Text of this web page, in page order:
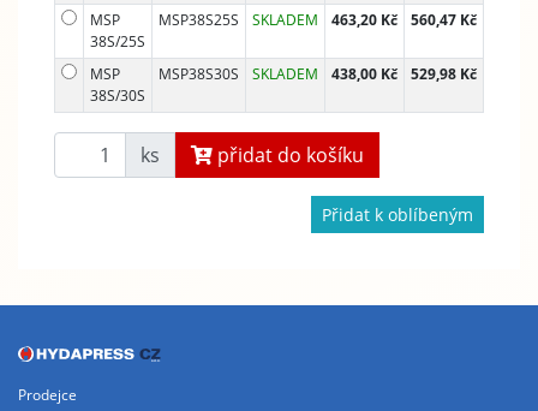
MSP
38S/25S
MSP38S25S SKLADEM 463,20 Kč 560,47 Kč
MSP
38S/30S
MSP38S30S SKLADEM 438,00 Kč 529,98 Kč
ks přidat do košíku
Přidat k oblíbeným
Prodejce